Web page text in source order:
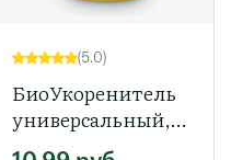
(5.0)
БиоУкоренитель
универсальный,
200 мл